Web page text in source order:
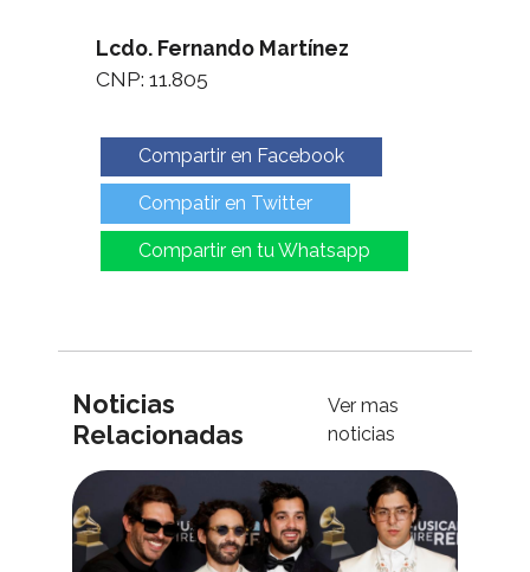
Lcdo. Fernando Martínez
CNP: 11.805
Compartir en Facebook
Compatir en Twitter
Compartir en tu Whatsapp
Noticias
Relacionadas
Ver mas
noticias